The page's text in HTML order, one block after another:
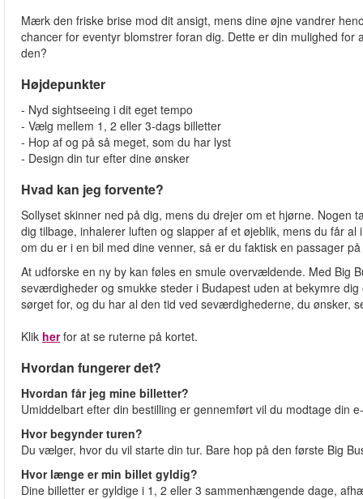
Mærk den friske brise mod dit ansigt, mens dine øjne vandrer
chancer for eventyr blomstrer foran dig. Dette er din mulighed
den?
Højdepunkter
- Nyd sightseeing i dit eget tempo
- Vælg mellem 1, 2 eller 3-dags billetter
- Hop af og på så meget, som du har lyst
- Design din tur efter dine ønsker
Hvad kan jeg forvente?
Sollyset skinner ned på dig, mens du drejer om et hjørne.
dig tilbage, inhalerer luften og slapper af et øjeblik, mens du får
om du er i en bil med dine venner, så er du faktisk en passager
At udforske en ny by kan føles en smule overvældende. Med Big
seværdigheder og smukke steder i Budapest uden at bekymre
sørget for, og du har al den tid ved seværdighederne, du ønsker,
Klik herfor at se ruterne på kortet.
Hvordan fungerer det?
Hvordan får jeg mine billetter?
Umiddelbart efter din bestilling er gennemført vil du modtage din
Hvor begynder turen?
Du vælger, hvor du vil starte din tur. Bare hop på den første Big
Hvor længe er min billet gyldig?
Dine billetter er gyldige i 1, 2 eller 3 sammenhængende dage,